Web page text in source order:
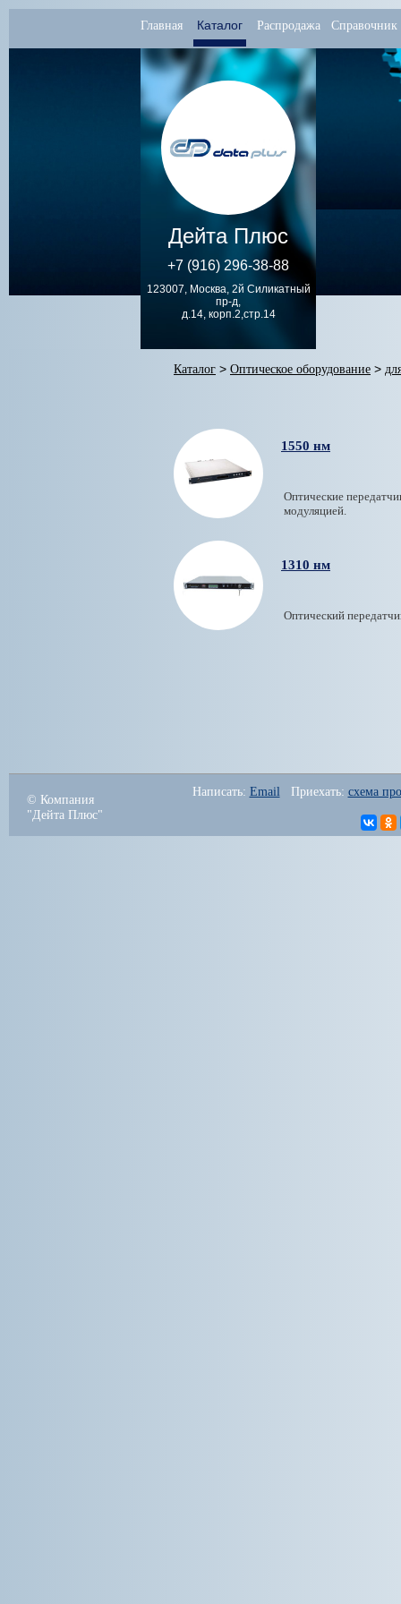
Главная Каталог Распродажа Справочник
Дейта Плюс
+7 (916) 296-38-88
123007, Москва, 2й Силикатный
пр-д,
д.14, корп.2,стр.14
Каталог > Оптическое оборудование >
1550 нм
Оптические
модуляцией.
1310 нм
Оптический
© Компания
"Дейта Плюс"
Написать: Email
   Приехать:
схема